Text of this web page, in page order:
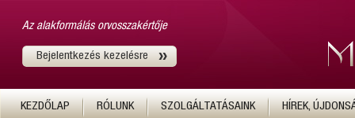
Az alakformálás orvosszakértője
Bejelentkezés kezelésre
KEZDŐLAP RÓLUNK SZOLGÁLTATÁSAINK HÍREK,